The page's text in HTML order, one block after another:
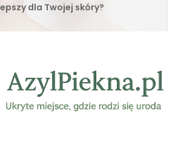
dla Twojej skóry?